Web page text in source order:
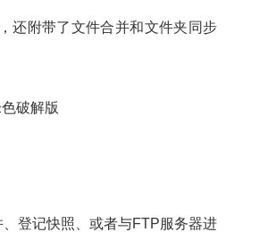
附带了文件合并和文件夹同步
登记快照、或者与FTP服务器进